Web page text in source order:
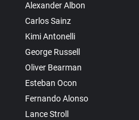
Alexander Albon
Carlos Sainz
Kimi Antonelli
George Russell
Oliver Bearman
Esteban Ocon
Fernando Alonso
Lance Stroll